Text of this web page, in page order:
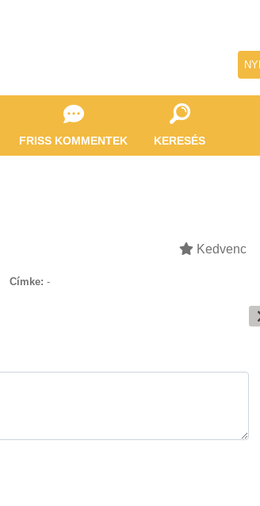
FRISS KOMMENTEK KERESÉS
Kedvenc
Címke: -